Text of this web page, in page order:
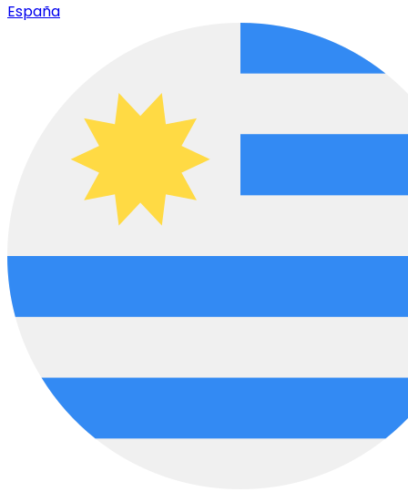
España